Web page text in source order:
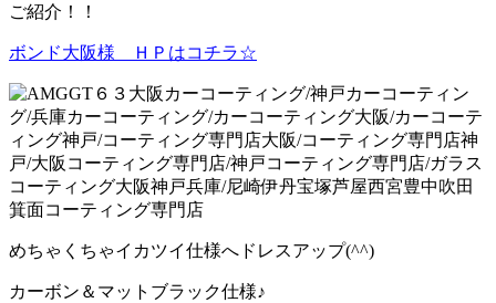
ご紹介！！
ボンド大阪様 ＨＰはコチラ☆
めちゃくちゃイカツイ仕様へドレスアップ(^^)
カーボン＆マットブラック仕様♪